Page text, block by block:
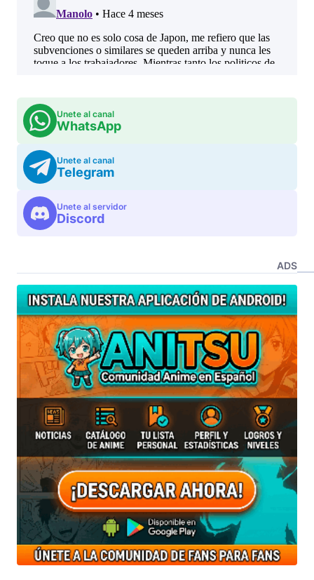
Unete al canal
WhatsApp
Unete al canal
Telegram
Unete al servidor
Discord
ADS